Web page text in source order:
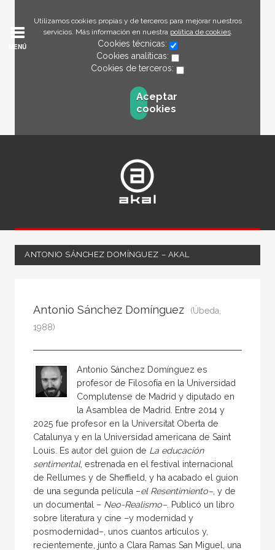
Utilizamos cookies propias y de terceros para mejorar nuestros
servicios. Más información en nuestra política de cookies.
Cookies técnicas:
Cookies analíticas:
Cookies de terceros:
Aceptar
cookies
MENÚ
ANTONIO SÁNCHEZ DOMÍNGUEZ – AKAL
Editor
Escritor
Escritora
Ilustrador
Prologuista
Traductor
Traductora
Antonio Sánchez Domínguez
(Úbeda,
1988)
Antonio Sánchez Domínguez es
profesor de Filosofía en la Universidad
Complutense de Madrid y diputado en
la Asamblea de Madrid. Entre 2014 y
2025 fue profesor en la Universitat Oberta de
Catalunya y en la Universidad americana de Saint
Louis. Es autor del guion de La educación
sentimental, estrenada en el festival internacional
de Rellumes y de Sheffield, y ha acabado el guion
de una segunda película –el Resentimiento– , y de
un documental – Neo-Realismo– . Publicó un libro
sobre literatura y cine –y modernidad y
posmodernidad–, unos cuantos artículos y,
recientemente, junto a Clara Ramas San Miguel, una